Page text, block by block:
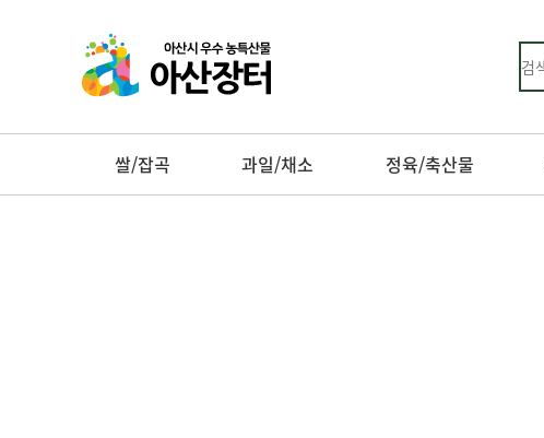
쌀/잡곡 과일/채소 정육/축산물